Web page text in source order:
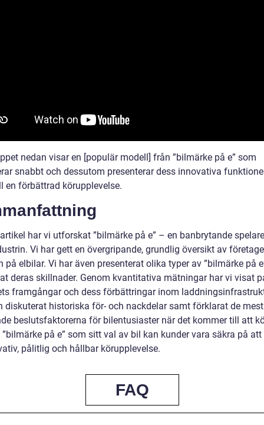
nedan visar en [populär modell] från ”bilmärke på e” som
snabbt och dessutom presenterar dess innovativa
en förbättrad körupplevelse.
har vi utforskat ”bilmärke på e” – en banbrytande
Vi har gett en övergripande, grundlig översikt av
på elbilar. Vi har även presenterat olika typer av ”bilmärke på
deras skillnader. Genom kvantitativa mätningar har vi visat
framgångar och dess förbättringar inom
diskuterat historiska för- och nackdelar samt förklarat de mest
beslutsfaktorerna för bilentusiaster när det kommer till att
på e” som sitt val av bil kan kunder vara säkra på
pålitlig och hållbar körupplevelse.
FAQ